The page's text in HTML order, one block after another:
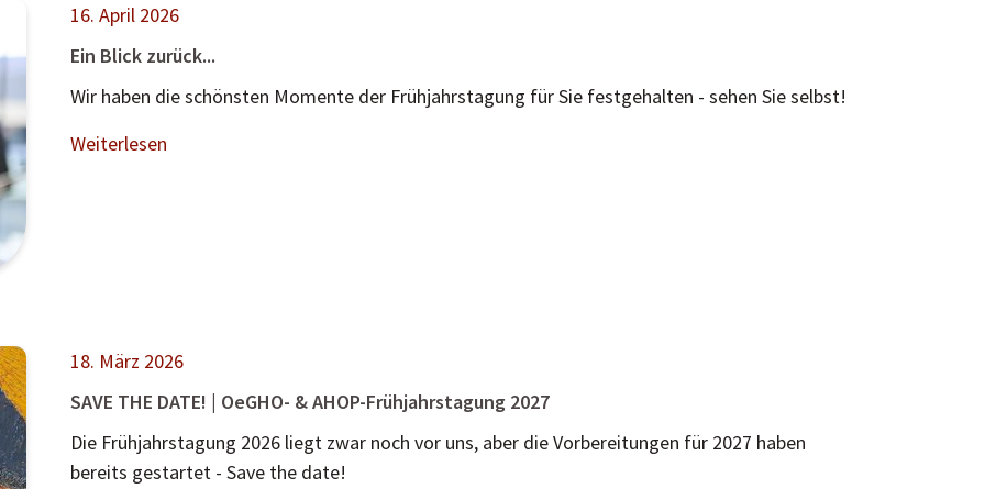
16. April 2026
Ein Blick zurück...
Wir haben die schönsten Momente der Frühjahrstagung für Sie festgehalten - sehen Sie selbst!
Weiterlesen
18. März 2026
SAVE THE DATE! | OeGHO- & AHOP-Frühjahrstagung 2027
Die Frühjahrstagung 2026 liegt zwar noch vor uns, aber die Vorbereitungen für 2027 haben
bereits gestartet - Save the date!